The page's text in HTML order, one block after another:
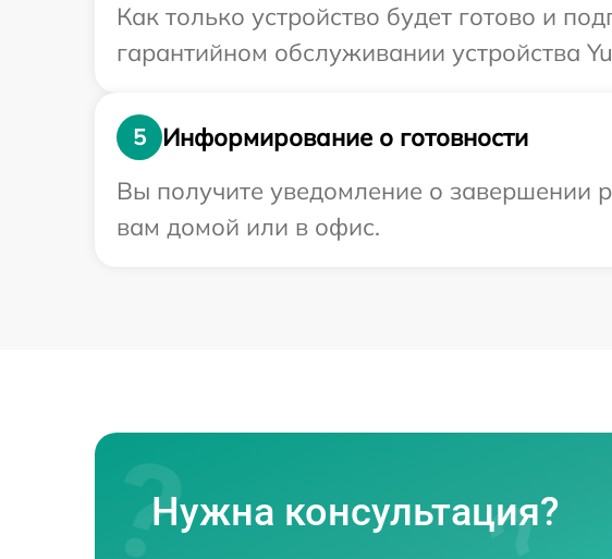
Как только устройство будет готово и
гарантийном обслуживании устройства
5
Информирование о готовности
Вы получите уведомление о завершении
вам домой или в офис.
Нужна консультация?